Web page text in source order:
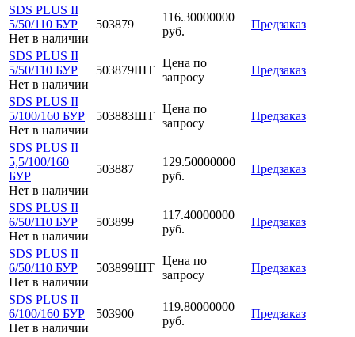
SDS PLUS II
5/50/110 БУР
Нет в наличии
503879
116.30000000
руб.
Предзаказ
SDS PLUS II
5/50/110 БУР
Нет в наличии
503879ШТ
Цена по
запросу
Предзаказ
SDS PLUS II
5/100/160 БУР
Нет в наличии
503883ШТ
Цена по
запросу
Предзаказ
SDS PLUS II
5,5/100/160
БУР
Нет в наличии
503887
129.50000000
руб.
Предзаказ
SDS PLUS II
6/50/110 БУР
Нет в наличии
503899
117.40000000
руб.
Предзаказ
SDS PLUS II
6/50/110 БУР
Нет в наличии
503899ШТ
Цена по
запросу
Предзаказ
SDS PLUS II
6/100/160 БУР
Нет в наличии
503900
119.80000000
руб.
Предзаказ